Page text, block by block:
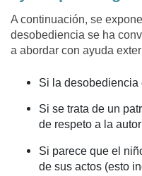
A continuación, se
desobediencia se ha
a abordar con ayuda
Si la desobediencia
Si se trata de un
de respeto a la
Si parece que el
de sus actos (esto